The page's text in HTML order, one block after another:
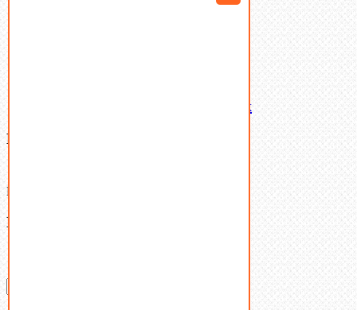
Латунный и бронзовый крепеж
Ваша корзина
В корзине нет товаров.
Поиск